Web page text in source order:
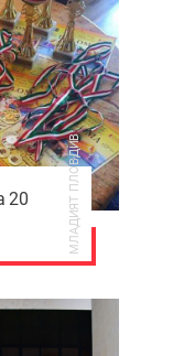
20
МЛАДИЯТ ПЛОВДИВ